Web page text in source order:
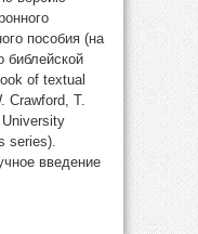
пособия (на
библейской
of textual
Crawford, T.
series).
введение